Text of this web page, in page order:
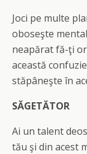
Joci pe multe
oboseşte
neapărat fă-ţi
această
stăpâneşte în
SĂGETĂTOR
Ai un talent
tău şi din acest